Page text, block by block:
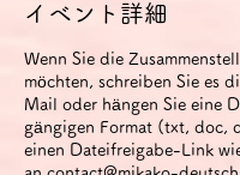
イベント詳細
Wenn Sie die
möchten, schreiben Sie es
Mail oder hängen Sie eine
gängigen Format (txt, doc,
einen Dateifreigabe-Link